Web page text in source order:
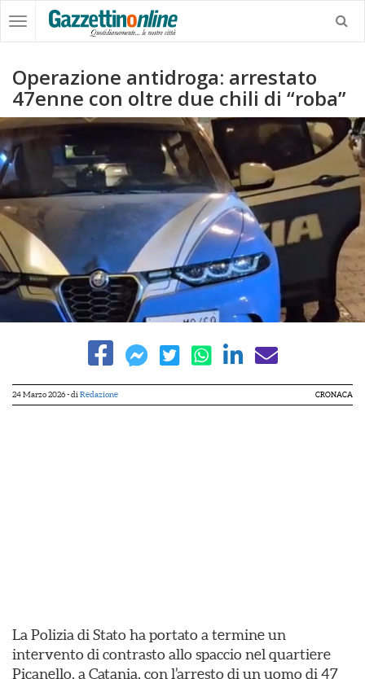
Operazione antidroga: arrestato
47enne con oltre due chili di “roba”
24 Marzo 2026- di Redazione CRONACA
La Polizia di Stato ha portato a termine un
intervento di contrasto allo spaccio nel quartiere
Picanello, a Catania, con l’arresto di un uomo di 47